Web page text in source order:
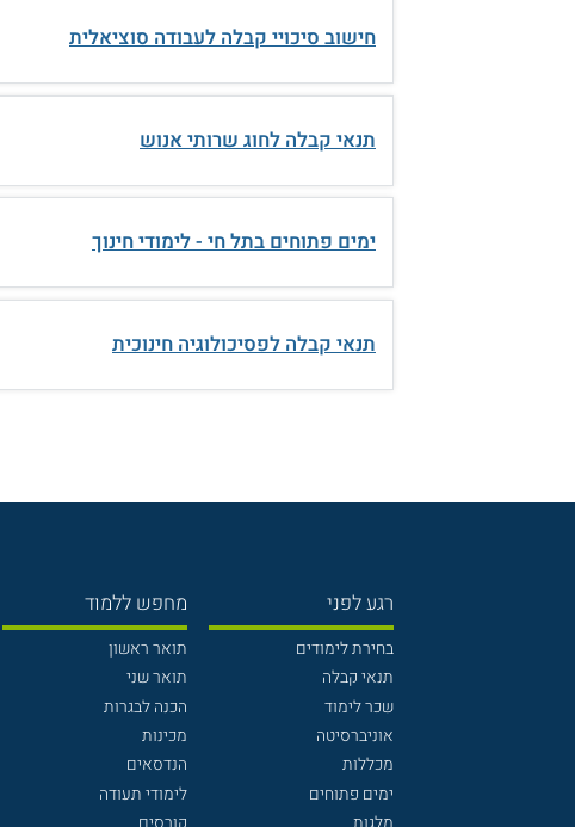
חישוב סיכויי קבלה לעבודה סוציאלית
תנאי קבלה לחוג שרותי אנוש
ימים פתוחים בתל חי - לימודי חינוך
תנאי קבלה לפסיכולוגיה חינוכית
רגע לפני
בחירת לימודים
תנאי קבלה
שכר לימוד
אוניברסיטה
מכללות
ימים פתוחים
מחפש ללמוד
תואר ראשון
תואר שני
הכנה לבגרות
מכינות
הנדסאים
לימודי תעודה